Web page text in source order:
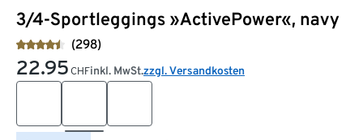
3/4-Sportleggings »ActivePower«, navy
(298)
22.95 CHFinkl. MwSt.zzgl. Versandkosten